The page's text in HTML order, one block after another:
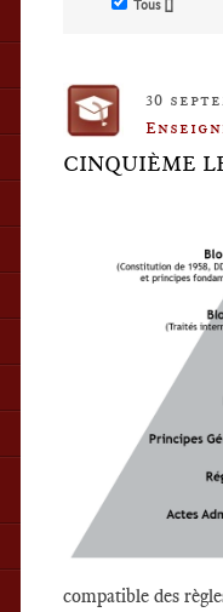
Tous []
30
CINQUIÈME
compatible des